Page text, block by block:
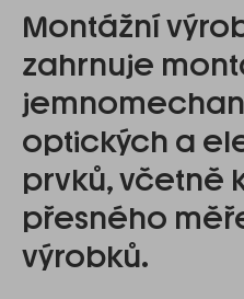
Montážní
zahrnuje
optických a
prvků, včetně
přesného
výrobků.